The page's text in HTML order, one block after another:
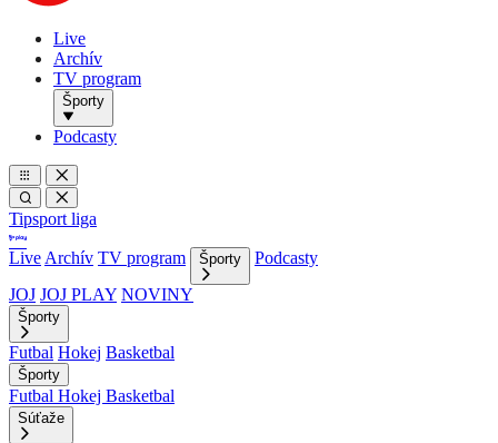
Live
Archív
TV program
Športy
Podcasty
Tipsport liga
Live Archív TV program Športy
Podcasty
JOJ JOJ PLAY NOVINY
Športy
Futbal Hokej Basketbal
Športy
Futbal Hokej Basketbal
Súťaže